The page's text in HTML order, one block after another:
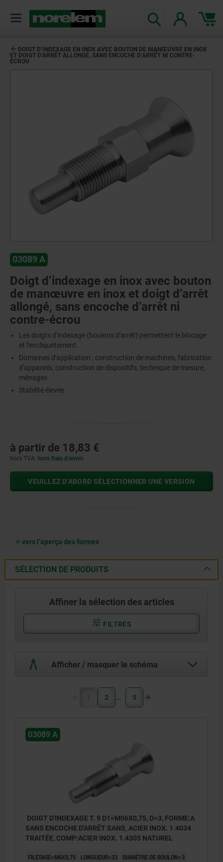
DOIGT D’INDEXAGE EN INOX AVEC BOUTON DE MANŒUVRE EN INOX
ET DOIGT D’ARRÊT ALLONGÉ, SANS ENCOCHE D’ARRÊT NI CONTRE-
ÉCROU
03089 A
Doigt d’indexage en inox avec bouton
de manœuvre en inox et doigt d’arrêt
allongé, sans encoche d’arrêt ni
contre-écrou
Les doigts d'indexage (boulons d'arrêt) permettent le blocage
et l'encliquètement.
Domaines d'application : construction de machines, fabrication
d'appareils, construction de dispositifs, technique de mesure,
ménages
Stabilité élevée
à partir de 18,83 €
hors TVA hors frais d’envoi
VEUILLEZ D’ABORD SÉLECTIONNER UNE VERSION
vers l’aperçu des formes
SÉLECTION DE PRODUITS
Affiner la sélection des articles
FILTRES
Afficher / masquer le schéma
1 2 5
03089 A
DOIGT D'INDEXAGE T. 9 D1=M06X0,75, D=3, FORME:A
SANS ENCOCHE D'ARRÊT SANS, ACIER INOX. 1.4034
TRAITÉE, COMP:ACIER INOX. 1.4305 NATUREL
FILETAGE=M6X0,75 LONGUEUR=33
DIAMÈTRE DE BOULON=3